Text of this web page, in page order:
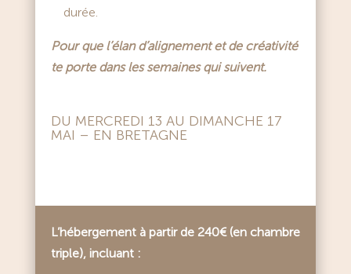
durée.
Pour que l’élan d’alignement et de créativité
te porte dans les semaines qui suivent.
DU MERCREDI 13 AU DIMANCHE 17
MAI – EN BRETAGNE
L’hébergement à partir de 240€ (en chambre
triple), incluant :